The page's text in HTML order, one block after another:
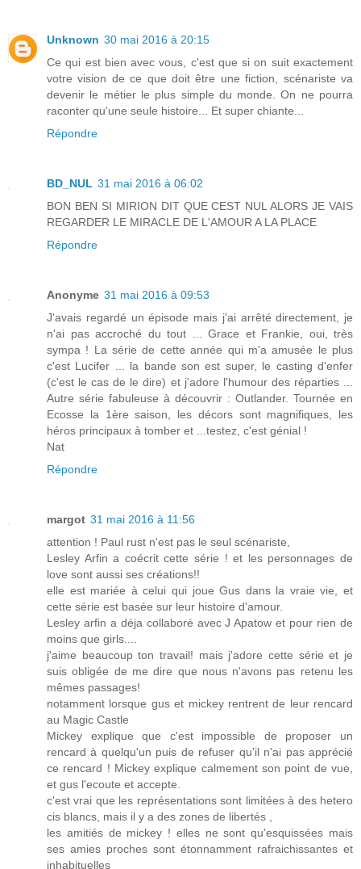
Unknown 30 mai 2016 à 20:15
Ce qui est bien avec vous, c'est que si on suit exactement
votre vision de ce que doit être une fiction, scénariste va
devenir le métier le plus simple du monde. On ne pourra
raconter qu'une seule histoire... Et super chiante...
Répondre
BD_NUL 31 mai 2016 à 06:02
BON BEN SI MIRION DIT QUE CEST NUL ALORS JE VAIS
REGARDER LE MIRACLE DE L'AMOUR A LA PLACE
Répondre
Anonyme 31 mai 2016 à 09:53
J'avais regardé un épisode mais j'ai arrêté directement, je
n'ai pas accroché du tout ... Grace et Frankie, oui, très
sympa ! La série de cette année qui m'a amusée le plus
c'est Lucifer ... la bande son est super, le casting d'enfer
(c'est le cas de le dire) et j'adore l'humour des réparties ...
Autre série fabuleuse à découvrir : Outlander. Tournée en
Ecosse la 1ère saison, les décors sont magnifiques, les
héros principaux à tomber et ...testez, c'est génial !
Nat
Répondre
margot 31 mai 2016 à 11:56
attention ! Paul rust n'est pas le seul scénariste,
Lesley Arfin a coécrit cette série ! et les personnages de
love sont aussi ses créations!!
elle est mariée à celui qui joue Gus dans la vraie vie, et
cette série est basée sur leur histoire d'amour.
Lesley arfin a déja collaboré avec J Apatow et pour rien de
moins que girls....
j'aime beaucoup ton travail! mais j'adore cette série et je
suis obligée de me dire que nous n'avons pas retenu les
mêmes passages!
notamment lorsque gus et mickey rentrent de leur rencard
au Magic Castle
Mickey explique que c'est impossible de proposer un
rencard à quelqu'un puis de refuser qu'il n'ai pas apprécié
ce rencard ! Mickey explique calmement son point de vue,
et gus l'ecoute et accepte.
c'est vrai que les représentations sont limitées à des hetero
cis blancs, mais il y a des zones de libertés ,
les amitiés de mickey ! elles ne sont qu'esquissées mais
ses amies proches sont étonnamment rafraichissantes et
inhabituelles